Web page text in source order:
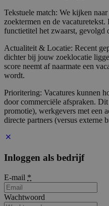
Tekstuele match: We kijken
zoektermen en de
functietitel het zwaarst, gevolgd
Actualiteit & Locatie: Recent
dichter bij jouw zoeklocatie
score neemt af naarmate een
wordt.
Prioritering: Vacatures kunnen
door commerciële afspraken.
promotie), werkgevers met een
directe partners (versus externe
Inloggen als bedrijf
E-mail *
Wachtwoord